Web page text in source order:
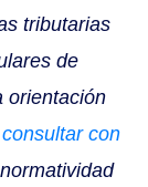
tributarias
de
orientación
consultar con